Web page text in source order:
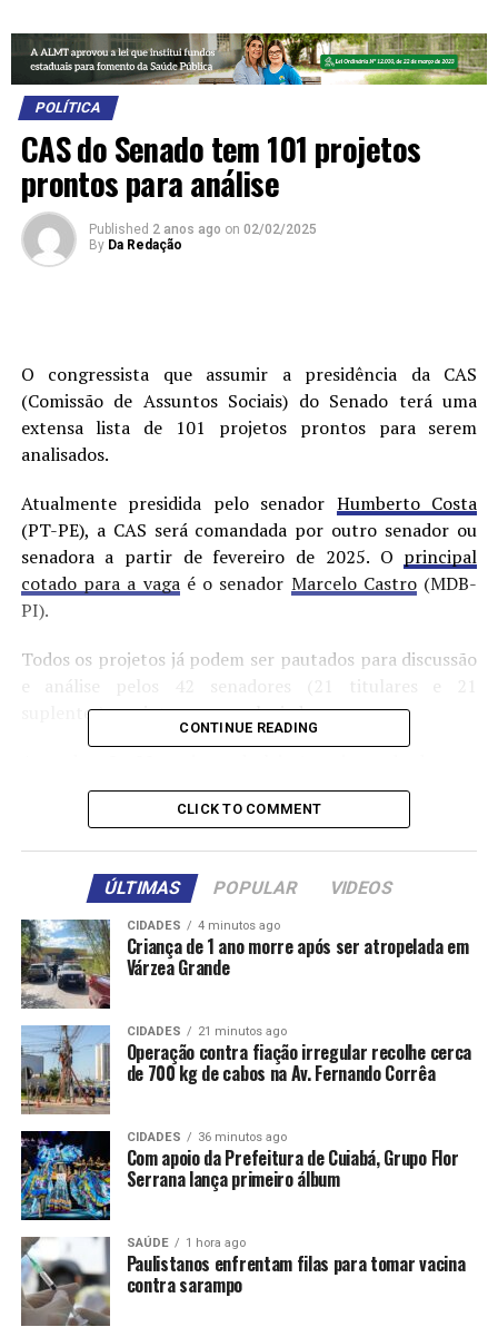
POLÍTICA
CAS do Senado tem 101 projetos
prontos para análise
Published 2 anos ago on 02/02/2025
By Da Redação
O congressista que assumir a presidência da CAS
(Comissão de Assuntos Sociais) do Senado terá uma
extensa lista de 101 projetos prontos para serem
analisados.
Atualmente presidida pelo senador Humberto Costa
(PT-PE), a CAS será comandada por outro senador ou
senadora a partir de fevereiro de 2025. O principal
cotado para a vagaé o senador Marcelo Castro (MDB-
PI).
Todos os projetos já podem ser pautados para discussão
e análise pelos 42 senadores (21 titulares e 21
suplentes) que integram o colegiado.
legislativo, 3 projetos de lei do Senado, além de 1
projeto de lei complementar e 1 projeto de lei da
Leia abaixo os temas, as autorias e as relatorias dos
principais projetos.
Mercado de trabalho
Social
Saúde
Leia mais:
Com informações daAgência Senado.
Comentários
CONTINUE READING
CLICK TO COMMENT
ÚLTIMAS POPULAR VIDEOS
CIDADES 4 minutos ago
Criança de 1 ano morre após ser atropelada em
Várzea Grande
CIDADES 21 minutos ago
Operação contra fiação irregular recolhe cerca
de 700 kg de cabos na Av. Fernando Corrêa
CIDADES 36 minutos ago
Com apoio da Prefeitura de Cuiabá, Grupo Flor
Serrana lança primeiro álbum
SAÚDE 1 hora ago
Paulistanos enfrentam filas para tomar vacina
contra sarampo